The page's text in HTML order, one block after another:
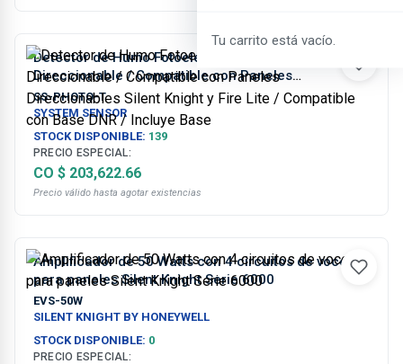
Tu carrito está vacío.
Detector de Humo Fotoeléctrico y Térmico (57°C)
Direccionable / Compatible con Paneles
Direccionables Silent Knight y Fire Lite / Compatible
con Base DNR / Incluye Base
SS-PHOTO-T
SYSTEM SENSOR
STOCK DISPONIBLE: 139
PRECIO ESPECIAL:
CO $ 203,622.66
Precio válido hasta agotar existencias
Amplificador de 50 Watts con 4 circuitos de voceo
para paneles Silent Knight Serie 6000
EVS-50W
SILENT KNIGHT BY HONEYWELL
STOCK DISPONIBLE: 0
PRECIO ESPECIAL: